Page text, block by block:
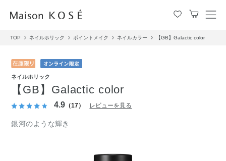
メ
TOP ネイルホリック ポイントメイク ネイルカラー 【GB】Galactic color
ネイルホリック
【GB】Galactic color
4.9 （17） レビューを見る
銀河のような輝き